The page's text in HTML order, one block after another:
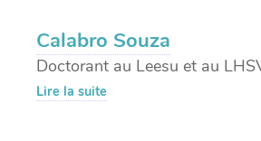
Calabro Souza
Doctorant au Leesu et au
Lire la suite